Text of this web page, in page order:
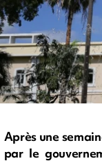
Après une
par le